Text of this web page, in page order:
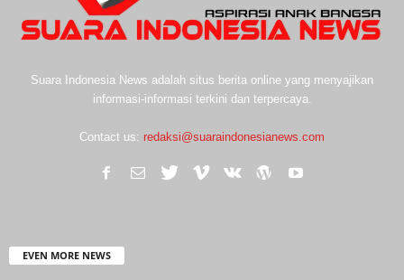
Suara Indonesia News adalah situs berita online yang menyajikan
informasi-informasi terkini dan terpercaya.
Contact us: redaksi@suaraindonesianews.com
EVEN MORE NEWS